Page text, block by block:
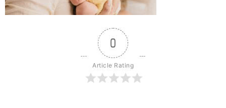
0
Article Rating